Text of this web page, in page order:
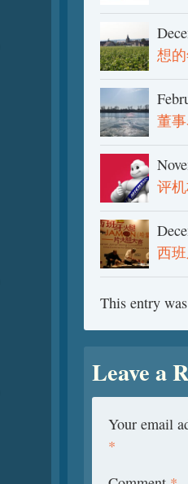
想
董
评
西
This entry
Leave a
Your email
*